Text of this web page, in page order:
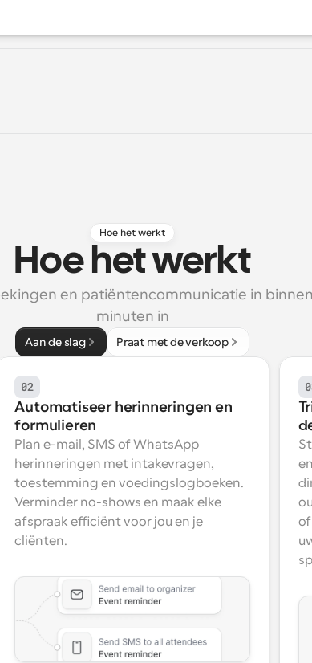
Hoe het werkt
Hoe het werkt
en patiëntencommunicatie in
minuten in
Aan de slag Praat met de verkoop
02
Automatiseer herinneringen en
formulieren
Plan e-mail, SMS of WhatsApp
herinneringen met intakevragen,
toestemming en voedingslogboeken.
Verminder no-shows en maak elke
afspraak efficiënt voor jou en je
cliënten.